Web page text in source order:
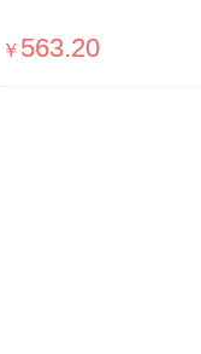
￥ 563.20